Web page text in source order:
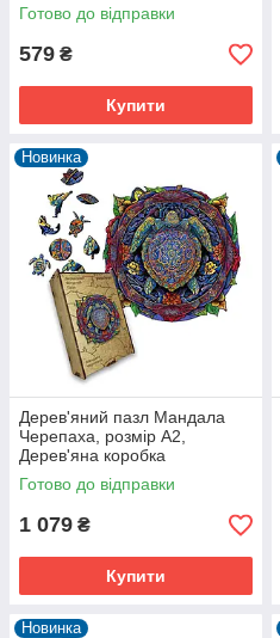
Готово до відправки
579 ₴
Купити
Новинка
Дерев'яний пазл Мандала
Черепаха, розмір А2,
Дерев'яна коробка
Готово до відправки
1 079 ₴
Купити
Новинка